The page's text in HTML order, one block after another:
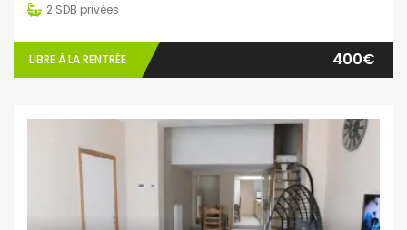
2 SDB privées
LIBRE À LA RENTRÉE 400€